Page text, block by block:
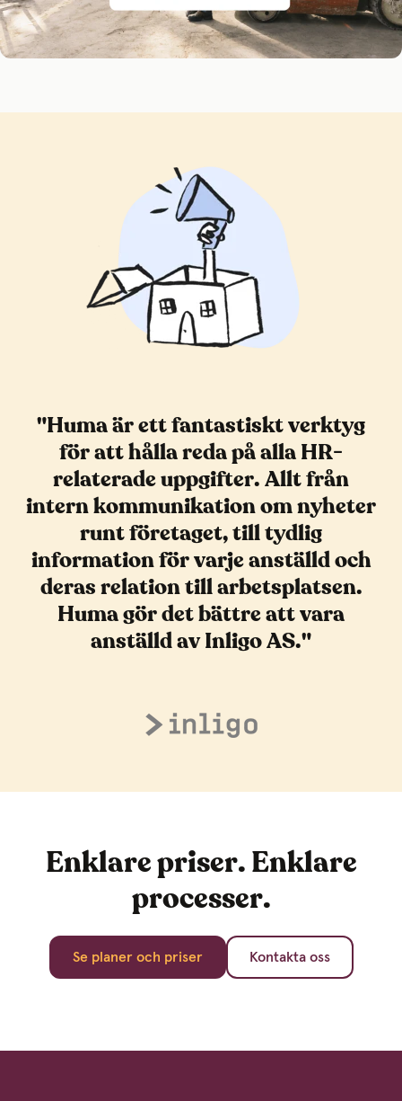
"Huma är ett fantastiskt verktyg
för att hålla reda på alla HR-
relaterade uppgifter. Allt från
intern kommunikation om nyheter
runt företaget, till tydlig
information för varje anställd och
deras relation till arbetsplatsen.
Huma gör det bättre att vara
anställd av Inligo AS."
Enklare priser. Enklare
processer.
Se planer och priser Kontakta oss